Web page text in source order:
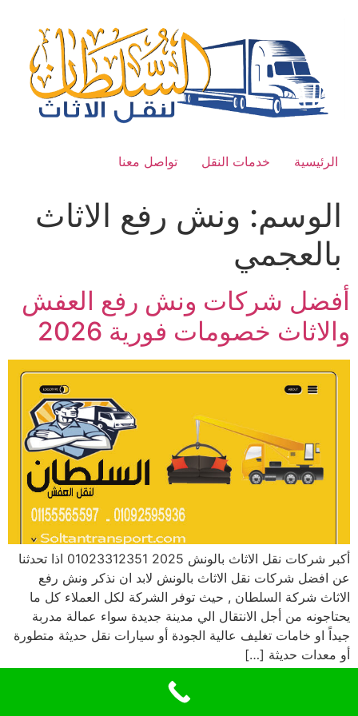
الرئيسية خدمات النقل تواصل معنا
الوسم: ونش رفع الاثاث
بالعجمي
أفضل شركات ونش رفع العفش
والاثاث خصومات فورية 2026
أكبر شركات نقل الاثاث بالونش 2025 01023312351 اذا تحدثنا
عن افضل شركات نقل الاثاث بالونش لابد ان نذكر ونش رفع
الاثاث شركة السلطان , حيث توفر الشركة لكل العملاء كل ما
يحتاجونه من أجل الانتقال الي مدينة جديدة سواء عمالة مدربة
جيداً او خامات تغليف عالية الجودة أو سيارات نقل حديثة متطورة
أو معدات حديثة […]